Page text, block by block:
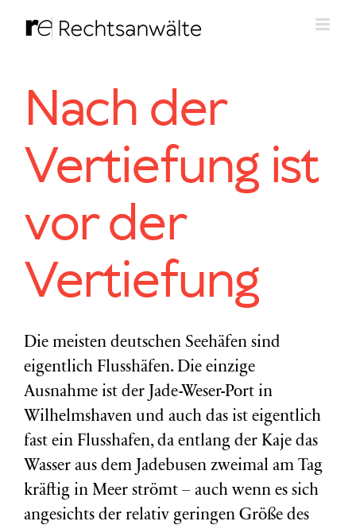
Inhalt
Nach der
Vertiefung ist
vor der
Vertiefung
Die meisten deutschen Seehäfen sind
eigentlich Flusshäfen. Die einzige
Ausnahme ist der Jade-Weser-Port in
Wilhelmshaven und auch das ist eigentlich
fast ein Flusshafen, da entlang der Kaje das
Wasser aus dem Jadebusen zweimal am Tag
kräftig in Meer strömt – auch wenn es sich
angesichts der relativ geringen Größe des